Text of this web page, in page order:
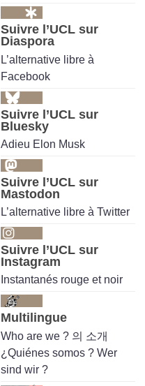
Suivre l’UCL sur
Diaspora
L’alternative libre à
Facebook
Suivre l’UCL sur
Bluesky
Adieu Elon Musk
Suivre l’UCL sur
Mastodon
L’alternative libre à Twitter
Suivre l’UCL sur
Instagram
Instantanés rouge et noir
Multilingue
Who are we ? 의 소개
¿Quiénes somos ? Wer
sind wir ?